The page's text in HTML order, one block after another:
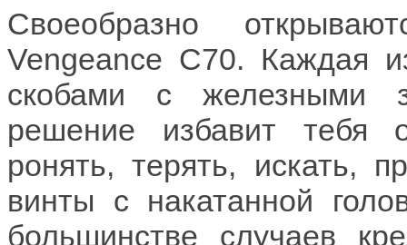
Своеобразно
Vengeance С70. Каждая
скобами с железными
решение избавит тебя
ронять, терять, искать,
винты с накатанной
большинстве случаев